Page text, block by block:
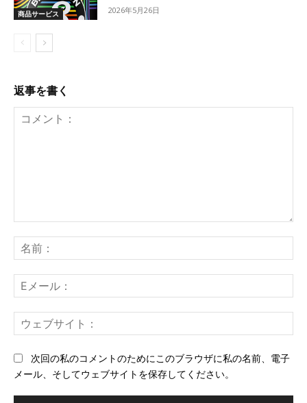
商品サービス 2026年5月26日
返事を書く
ン
ト：
前
メ
ー
ェ
次回の私のコメントのためにこのブラウザに私の名前、電子
メール、そしてウェブサイトを保存してください。